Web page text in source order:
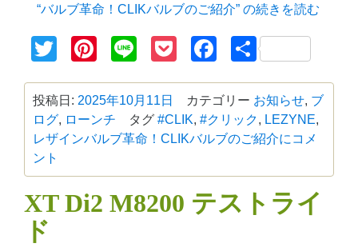
“バルブ革命！CLIKバルブのご紹介” の続きを読む
TwitterPinterest
Line PocketFacebook
共
有
投稿日: 2025年10月11日 カテゴリー お知らせ, ブ
ログ, ローンチ タグ #CLIK, #クリック, LEZYNE,
レザインバルブ革命！CLIKバルブのご紹介に コメ
ント
XT Di2 M8200 テストライ
ド